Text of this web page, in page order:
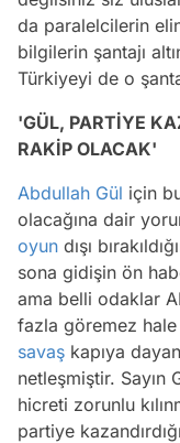
da paralelcilerin
bilgilerin şantajı
Türkiyeyi de o
'GÜL, PARTİYE
RAKİP OLACAK'
Abdullah Gül için
olacağına dair
oyun dışı
sona gidişin ön
ama belli odaklar
fazla göremez
savaş kapıya
netleşmiştir. Sayın
hicreti zorunlu
partiye